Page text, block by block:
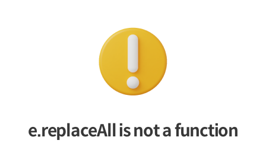
e.replaceAll is not a function